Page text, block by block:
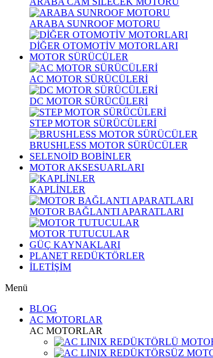
ARABA SUNROOF MOTORU
DİĞER OTOMOTİV MOTORLARI
MOTOR SÜRÜCÜLER
AC MOTOR SÜRÜCÜLERİ
DC MOTOR SÜRÜCÜLERİ
STEP MOTOR SÜRÜCÜLERİ
BRUSHLESS MOTOR SÜRÜCÜLER
SELENOİD BOBİNLER
MOTOR AKSESUARLARI
KAPLİNLER
MOTOR BAĞLANTI APARATLARI
MOTOR TUTUCULAR
GÜÇ KAYNAKLARI
PLANET REDÜKTÖRLER
İLETİŞİM
Menü
BLOG
AC MOTORLAR
AC MOTORLAR